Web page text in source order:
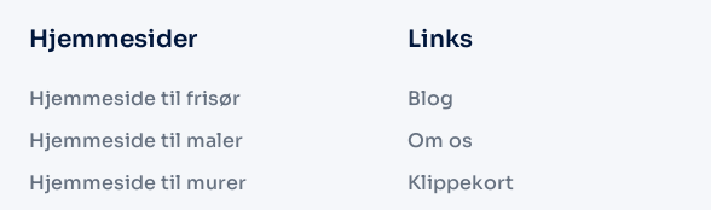
Hjemmesider
Hjemmeside til frisør
Hjemmeside til maler
Hjemmeside til murer
Links
Blog
Om os
Klippekort